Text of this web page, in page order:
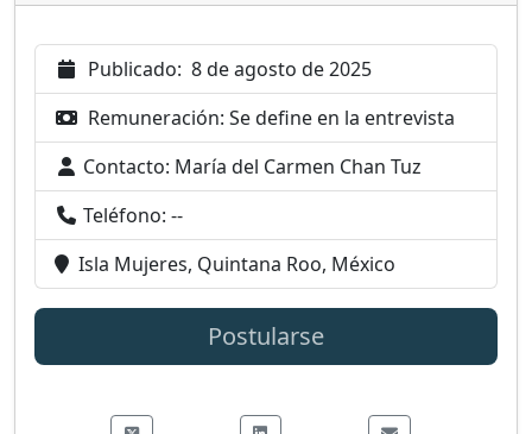
Publicado: 8 de agosto de 2025
Remuneración: Se define en la entrevista
Contacto: María del Carmen Chan Tuz
Teléfono: --
Isla Mujeres, Quintana Roo, México
Postularse